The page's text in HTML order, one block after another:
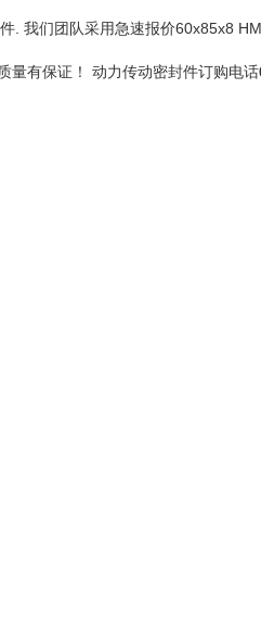
. 我们团队采用急速报价60x85x8
量有保证！ 动力传动密封件订购电话